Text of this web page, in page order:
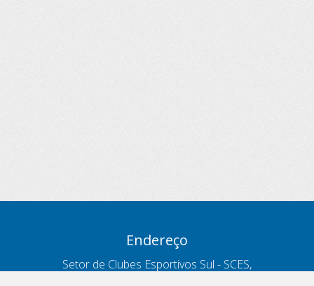
Endereço
Setor de Clubes Esportivos Sul - SCES,